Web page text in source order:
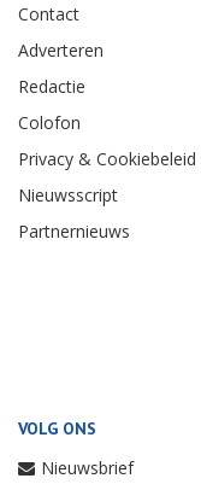
Contact
Adverteren
Redactie
Colofon
Privacy & Cookiebeleid
Nieuwsscript
Partnernieuws
VOLG ONS
Nieuwsbrief